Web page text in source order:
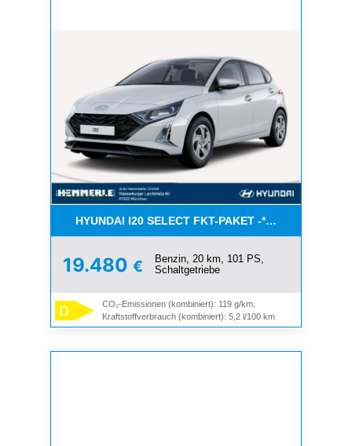
HYUNDAI I20 SELECT FKT-PAKET -*NAVI*KLIMA*
19.480 €
Benzin, 20 km, 101 PS,
Schaltgetriebe
D
CO₂-Emissionen (kombiniert): 119 g/km,
Kraftstoffverbrauch (kombiniert): 5,2 l/100 km